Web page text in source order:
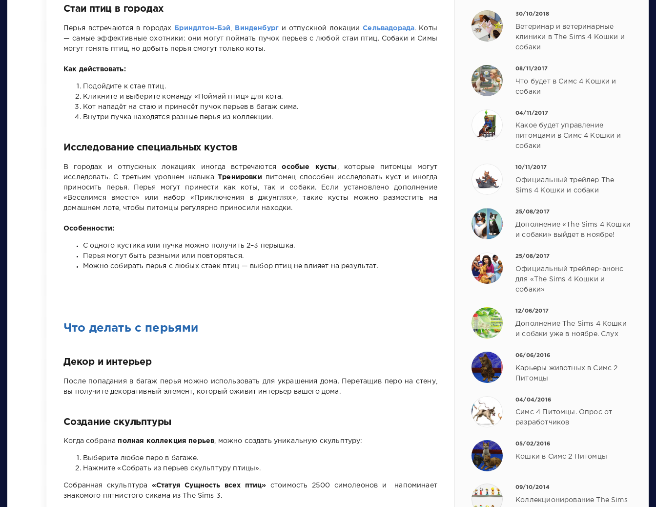
Стаи птиц в городах
Перья встречаются в городах Бриндлтон-Бэй Винденбург и отпускной локацииСельвадорада. Коты
— самые эффективные охотники: они могут поймать пучок перьев с любой стаи птиц. Собаки и Симы
могут гонять птиц, но добыть перья смогут только коты.
Как действовать:
Подойдите к стае птиц.
Кликните и выберите команду «Поймай птиц» для кота.
Кот нападёт на стаю и принесёт пучок перьев в багаж сима.
Внутри пучка находятся разные перья из коллекции.
Исследование специальных кустов
В городах и отпускных локациях иногда встречаютсяособые кусты
, которые питомцы могут
исследовать. С третьим уровнем навыкаТренировки питомец способен исследовать куст и иногда
приносить перья. Перья могут принести как коты, так и собаки. Если установлено дополнение
«Веселимся вместе» или набор «Приключения в джунглях», такие кусты можно разместить на
домашнем лоте, чтобы питомцы регулярно приносили находки.
Особенности:
С одного кустика или пучка можно получить 2–3 перышка.
Перья могут быть разными или повторяться.
Можно собирать перья с любых стаек птиц — выбор птиц не влияет на результат.
Что делать с перьями
Декор и интерьер
После попадания в багаж перья можно использовать для украшения дома. Перетащив перо на стену,
вы получите декоративный элемент, который оживит интерьер вашего дома.
Создание скульптуры
Когда собрана полная коллекция перьев, можно создать уникальную скульптуру:
Выберите любое перо в багаже.
Нажмите «Собрать из перьев скульптуру птицы».
Собранная скульптура «Статуя Сущность всех птиц» стоимость 2500 симолеонов и напоминает
знакомого пятнистого сикама из The Sims 3.
30/10/2018
Ветеринар и ветеринарные
клиники в The Sims 4 Кошки и
собаки
08/11/2017
Что будет в Симс 4 Кошки и
собаки
04/11/2017
Какое будет управление
питомцами в Симс 4 Кошки и
собаки
10/11/2017
Официальный трейлер The
Sims 4 Кошки и собаки
25/08/2017
Дополнение «The Sims 4 Кошки
и собаки» выйдет в ноябре!
25/08/2017
Официальный трейлер-анонс
для «The Sims 4 Кошки и
собаки»
12/06/2017
Дополнение The Sims 4 Кошки
и собаки уже в ноябре. Слух
06/06/2016
Карьеры животных в Симс 2
Питомцы
04/04/2016
Симс 4 Питомцы. Опрос от
разработчиков
05/02/2016
Кошки в Симс 2 Питомцы
09/10/2014
Коллекционирование The Sims